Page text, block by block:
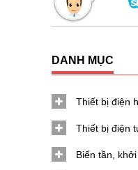
DANH MỤC
Thiết bị điện
Thiết bị điện
Biến tần,